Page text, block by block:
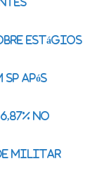
estágios
após
no
de militar